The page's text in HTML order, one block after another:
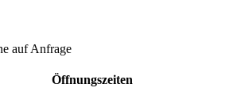
auf Anfrage
Öffnungszeiten